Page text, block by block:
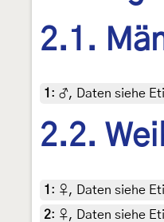
2.1.
1 : ♂, Daten siehe
2.2.
1 : ♀, Daten siehe
2: ♀, Daten siehe